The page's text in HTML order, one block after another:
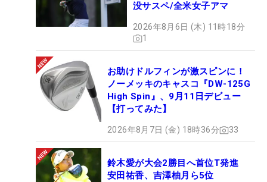
没サスペ/全米女子アマ
2026年8月6日 (木) 11時18分
1
お助けドルフィンが激スピンに！
ノーメッキのキャスコ『DW-125G
High Spin』、9月11日デビュー
【打ってみた】
2026年8月7日 (金) 18時36分 33
鈴木愛が大会2勝目へ首位T発進
安田祐香、吉澤柚月ら5位